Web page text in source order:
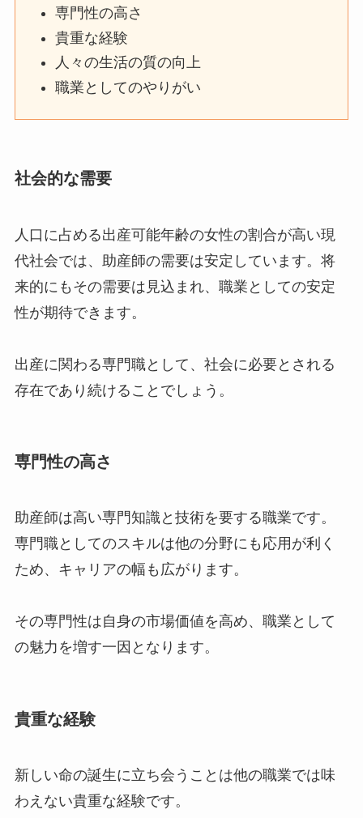
専門性の高さ
貴重な経験
人々の生活の質の向上
職業としてのやりがい
社会的な需要
人口に占める出産可能年齢の女性の割合が高い現
代社会では、助産師の需要は安定しています。将
来的にもその需要は見込まれ、職業としての安定
性が期待できます。
出産に関わる専門職として、社会に必要とされる
存在であり続けることでしょう。
専門性の高さ
助産師は高い専門知識と技術を要する職業です。
専門職としてのスキルは他の分野にも応用が利く
ため、キャリアの幅も広がります。
その専門性は自身の市場価値を高め、職業として
の魅力を増す一因となります。
貴重な経験
新しい命の誕生に立ち会うことは他の職業では味
わえない貴重な経験です。